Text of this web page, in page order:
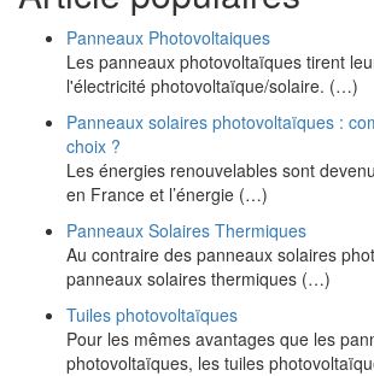
Panneaux Photovoltaiques
Les panneaux photovoltaïques tirent
l'électricité photovoltaïque/solaire. (…)
Panneaux solaires photovoltaïques :
choix ?
Les énergies renouvelables sont
en France et l’énergie (…)
Panneaux Solaires Thermiques
Au contraire des panneaux solaires
panneaux solaires thermiques (…)
Tuiles photovoltaïques
Pour les mêmes avantages que les
photovoltaïques, les tuiles